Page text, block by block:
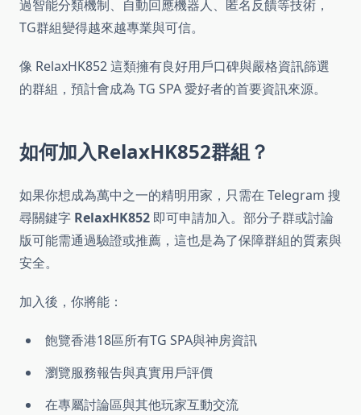
過智能分類機制、自動回應機器人、匿名反饋等技術，
TG群組變得越來越專業與可信。
像 RelaxHK852 這類擁有良好用戶口碑與嚴格資訊篩選
的群組，預計會成為 TG SPA 愛好者的首要資訊來源。
如何加入RelaxHK852群組？
如果你想成為萬中之一的精明用家，只需在 Telegram 搜
尋關鍵字 RelaxHK852 即可申請加入。部分子群或討論
版可能需通過驗證或推薦，這也是為了保障群組的質素與
安全。
加入後，你將能：
飽覽香港18區所有TG SPA與神房資訊
瀏覽服務報告與真實用戶評價
在專屬討論區與其他玩家互動交流